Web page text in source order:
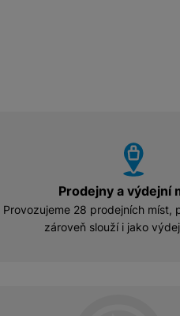
Prodejny a výdejní
Provozujeme 28 prodejních míst,
zároveň slouží i jako